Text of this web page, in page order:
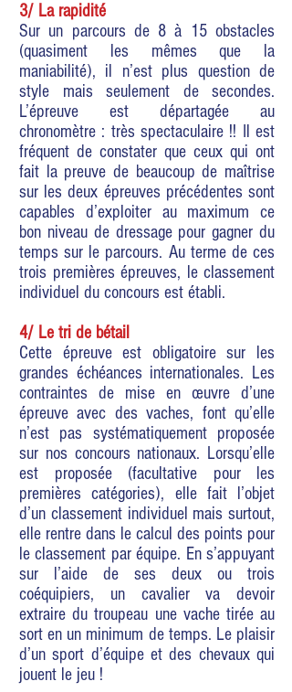
3/ La rapidité
Sur un parcours de 8 à 15 obstacles
(quasiment les mêmes que la
maniabilité), il n’est plus question de
style mais seulement de secondes.
L’épreuve est départagée au
chronomètre : très spectaculaire !! Il est
fréquent de constater que ceux qui ont
fait la preuve de beaucoup de maîtrise
sur les deux épreuves précédentes sont
capables d’exploiter au maximum ce
bon niveau de dressage pour gagner du
temps sur le parcours. Au terme de ces
trois premières épreuves, le classement
individuel du concours est établi.
4/ Le tri de bétail
Cette épreuve est obligatoire sur les
grandes échéances internationales. Les
contraintes de mise en œuvre d’une
épreuve avec des vaches, font qu’elle
n’est pas systématiquement proposée
sur nos concours nationaux. Lorsqu’elle
est proposée (facultative pour les
premières catégories), elle fait l’objet
d’un classement individuel mais surtout,
elle rentre dans le calcul des points pour
le classement par équipe. En s’appuyant
sur l’aide de ses deux ou trois
coéquipiers, un cavalier va devoir
extraire du troupeau une vache tirée au
sort en un minimum de temps. Le plaisir
d’un sport d’équipe et des chevaux qui
jouent le jeu !